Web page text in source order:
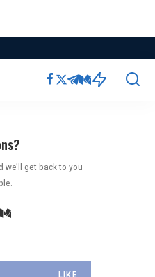
we’ll get back to you
LIKE